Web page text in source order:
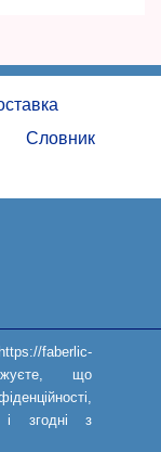
Словник
faberlic-
що
і згодні з